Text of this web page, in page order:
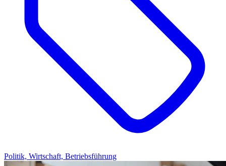
Politik, Wirtschaft, Betriebsführung